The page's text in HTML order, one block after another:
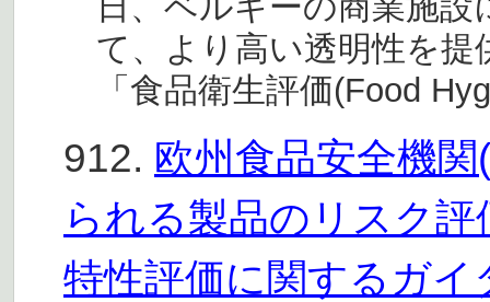
て、より高い透明性を
「食品衛生評価(Food
912. 欧州食品安全機
られる製品のリスク
特性評価に関するガイ